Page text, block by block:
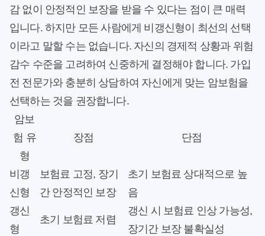
감 없이 안정적인 보장을 받을 수 있다는 점이 큰 매력
입니다. 하지만 모든 사람에게 비갱신형이 최선의 선택
이라고 말할 수는 없습니다. 자신의 경제적 상황과 위험
감수 수준을 고려하여 신중하게 결정해야 합니다. 가입
전 전문가와 충분히 상담하여 자신에게 맞는 암보험을
선택하는 것을 권장합니다.
암보
험 유
형
장점 단점
비갱
신형
보험료 고정, 장기
간 안정적인 보장
초기 보험료 상대적으로 높
음
갱신
형
초기 보험료 저렴
갱신 시 보험료 인상 가능성,
장기간 보장 불확실성